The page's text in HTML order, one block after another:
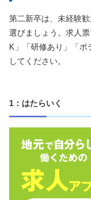
第二新卒は、未経験
選びましょう。求人
K」「研修あり」「
してください。
1：はたらいく